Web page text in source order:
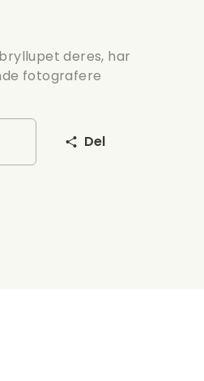
deres, har
fotografere
Del